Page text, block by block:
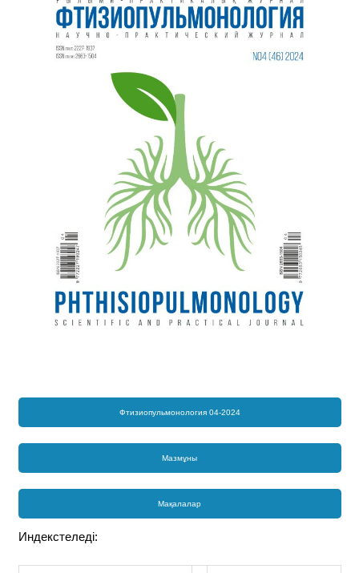
Фтизиопульмонология 04-2024
Мазмұны
Мақалалар
Индекстеледі: